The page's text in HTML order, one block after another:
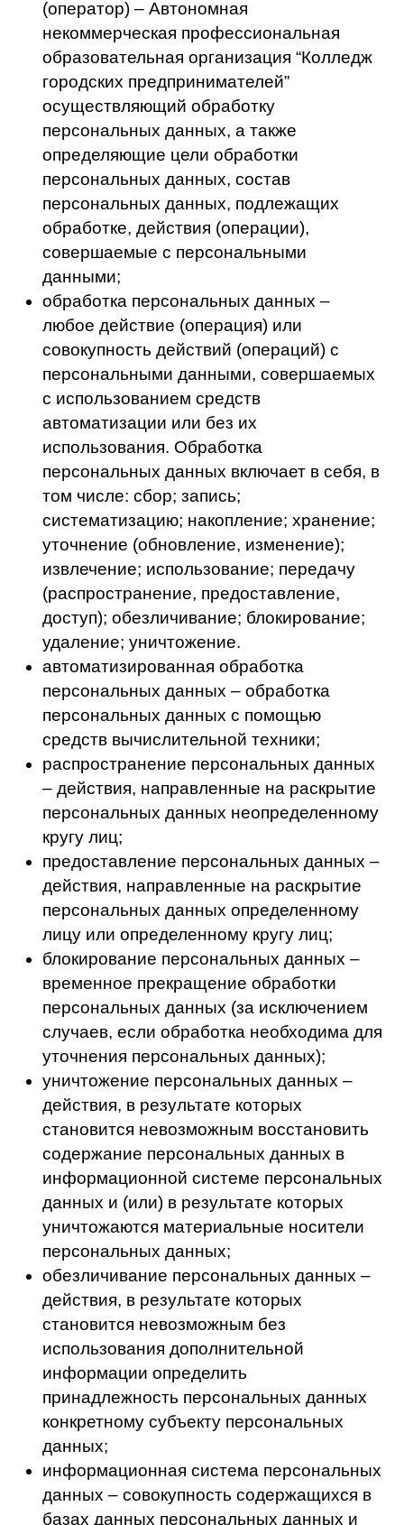
обработка персональных данных –
любое действие (операция) или
совокупность действий (операций) с
персональными данными, совершаемых
с использованием средств
автоматизации или без их
использования. Обработка
персональных данных включает в себя, в
том числе: сбор; запись;
систематизацию; накопление; хранение;
уточнение (обновление, изменение);
извлечение; использование; передачу
(распространение, предоставление,
доступ); обезличивание; блокирование;
удаление; уничтожение.
автоматизированная обработка
персональных данных – обработка
персональных данных с помощью
средств вычислительной техники;
распространение персональных данных
– действия, направленные на раскрытие
персональных данных неопределенному
кругу лиц;
предоставление персональных данных –
действия, направленные на раскрытие
персональных данных определенному
лицу или определенному кругу лиц;
блокирование персональных данных –
временное прекращение обработки
персональных данных (за исключением
уточнения персональных данных);
уничтожение персональных данных –
действия, в результате которых
становится невозможным восстановить
содержание персональных данных в
информационной системе персональных
данных и (или) в результате которых
уничтожаются материальные носители
персональных данных;
обезличивание персональных данных –
действия, в результате которых
становится невозможным без
использования дополнительной
принадлежность персональных данных
конкретному субъекту персональных
данных;
информационная система персональных
данных – совокупность содержащихся в
базах данных персональных данных и
информационных технологий и
технических средств.
ПРАВОВЫЕ ОСНОВАНИЯ ОБРАБОТКИ
ПЕРСОНАЛЬНЫХ ДАННЫХ
Федеральный закон РФ от 27.07.2006 №
149-ФЗ «Об информации, информационных
технологиях и о защите информации».
Иные Федеральные законы и принятые на
их основе нормативные правовые акты,
регулирующие деятельность Оператора.
Договоры, заключаемые между
Оператором и субъектом персональных
данных.
Локальные правовые акты Оператора.
Согласие на обработку персональных
данных (в случаях, прямо не
предусмотренных законодательством РФ,
но соответствующих полномочиям
оператора).